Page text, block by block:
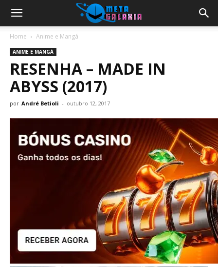
Home Anime e Mangá
ANIME E MANGÁ
RESENHA – MADE IN
ABYSS (2017)
por André Betioli - outubro 12, 2017